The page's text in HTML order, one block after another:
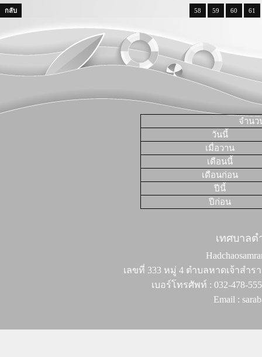
กลับ 58 59 60 61
จำนว
วันนี้
เมื่อวาน
เดือนนี้
เดือนก่อน
ปีนี้
ปีก่อน
เทศบาล
เลขที่ 333 หมู่ 4 ตำบลหาดเจ้าสำร
เบอร์โทรศัพท์ : 032-478-
Email :